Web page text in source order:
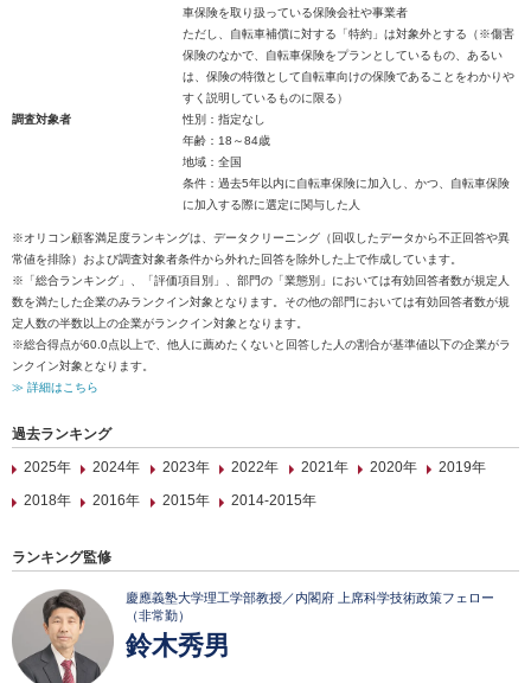
車保険を取り扱っている保険会社や事業者
ただし、自転車補償に対する「特約」は対象外とする（※傷害
保険のなかで、自転車保険をプランとしているもの、あるい
は、保険の特徴として自転車向けの保険であることをわかりや
すく説明しているものに限る）
調査対象者
性別：指定なし
年齢：18～84歳
地域：全国
条件：過去5年以内に自転車保険に加入し、かつ、自転車保険
に加入する際に選定に関与した人
※オリコン顧客満足度ランキングは、データクリーニング（回収したデータから不正回答や異
常値を排除）および調査対象者条件から外れた回答を除外した上で作成しています。
※「総合ランキング」、「評価項目別」、部門の「業態別」においては有効回答者数が規定人
数を満たした企業のみランクイン対象となります。その他の部門においては有効回答者数が規
定人数の半数以上の企業がランクイン対象となります。
※総合得点が60.0点以上で、他人に薦めたくないと回答した人の割合が基準値以下の企業がラ
ンクイン対象となります。
≫ 詳細はこちら
過去ランキング
2025年
2024年 2023年 2022年 2021年 2020年
2019年
2018年
2016年 2015年 2014-2015年
ランキング監修
慶應義塾大学理工学部教授／内閣府 上席科学技術政策フェロー
（非常勤）
鈴木秀男